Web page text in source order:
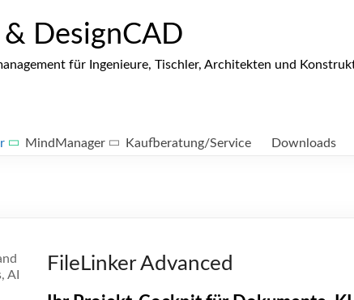
DesignCAD
für Ingenieure, Tischler, Architekten und
MindManager Kaufberatung/Service Downloads
FileLinker Advanced